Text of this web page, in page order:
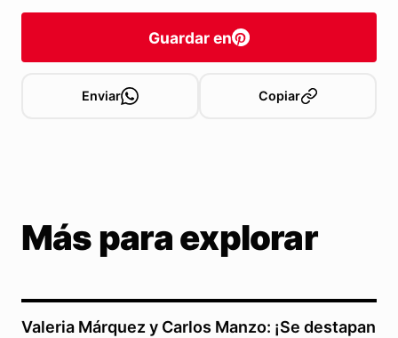
Guardar en
Enviar Copiar
Más para explorar
Valeria Márquez y Carlos Manzo: ¡Se destapan